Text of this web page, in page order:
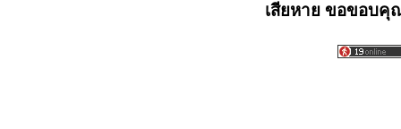
เสียหาย ขอขอบคุ